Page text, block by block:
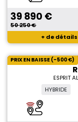
39 890 €
50 250 €
+ de détails
PRIX EN BAISSE (-500 €)
ESPRIT
HYBRIDE